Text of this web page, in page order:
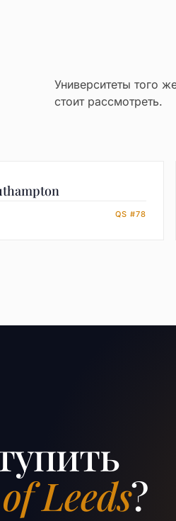
Университеты того
стоит рассмотреть.
QS #78
Leeds?